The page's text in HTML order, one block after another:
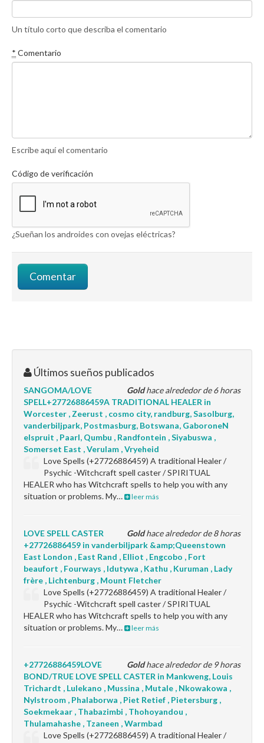
Un título corto que describa el comentario
* Comentario
Escribe aquí el comentario
Código de verificación
¿Sueñan los androides con ovejas eléctricas?
Últimos sueños publicados
Goldhace alrededor de 6 horas
SANGOMA/LOVE
SPELL+27726886459A TRADITIONAL HEALER in
Worcester , Zeerust , cosmo city, randburg, Sasolburg,
vanderbiljpark, Postmasburg, Botswana, GaboroneN
elspruit , Paarl, Qumbu , Randfontein , Siyabuswa ,
Somerset East , Verulam , Vryeheid
Love Spells (+27726886459) A traditional Healer /
Psychic -Witchcraft spell caster / SPIRITUAL
HEALER who has Witchcraft spells to help you with any
situation or problems. My…
leer más
Goldhace alrededor de 8 horas
LOVE SPELL CASTER
+27726886459 in vanderbiljpark &amp;Queenstown
East London , East Rand , Elliot , Engcobo , Fort
beaufort , Fourways , Idutywa , Kathu , Kuruman , Lady
frère , Lichtenburg , Mount Fletcher
Love Spells (+27726886459) A traditional Healer /
Psychic -Witchcraft spell caster / SPIRITUAL
HEALER who has Witchcraft spells to help you with any
situation or problems. My…
leer más
Goldhace alrededor de 9 horas
+27726886459LOVE
BOND/TRUE LOVE SPELL CASTER in Mankweng, Louis
Trichardt , Lulekano , Mussina , Mutale , Nkowakowa ,
Nylstroom , Phalaborwa , Piet Retief , Pietersburg ,
Soekmekaar , Thabazimbi , Thohoyandou ,
Thulamahashe , Tzaneen , Warmbad
Love Spells (+27726886459) A traditional Healer /